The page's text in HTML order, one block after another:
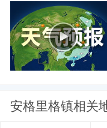
安格里格镇相关